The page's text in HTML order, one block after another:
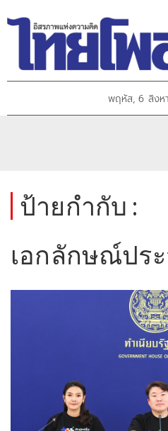
พฤหัส, 6 สิงห
ป้ายกำกับ :
เอกลักษณ์ปร